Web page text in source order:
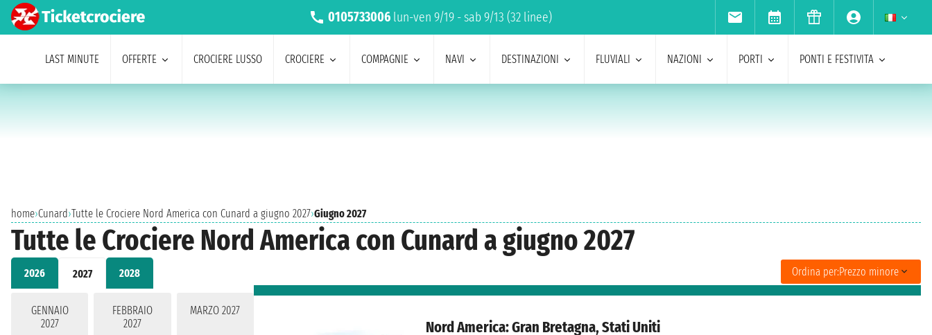
0105733006 lun-ven 9/19 - sab 9/13 (32 linee)
LAST MINUTE OFFERTE CROCIERE LUSSO CROCIERE COMPAGNIE NAVI DESTINAZIONI FLUVIALI NAZIONI PORTI PONTI E FESTIVITA
home›Cunard›Tutte le Crociere Nord America con Cunard a giugno 2027›Giugno 2027
Tutte le Crociere Nord America con Cunard a giugno 2027
2026 2027 2028
GENNAIO
2027
FEBBRAIO
2027
MARZO 2027
Ordina per:Prezzo minore
Nord America: Gran Bretagna, Stati Uniti